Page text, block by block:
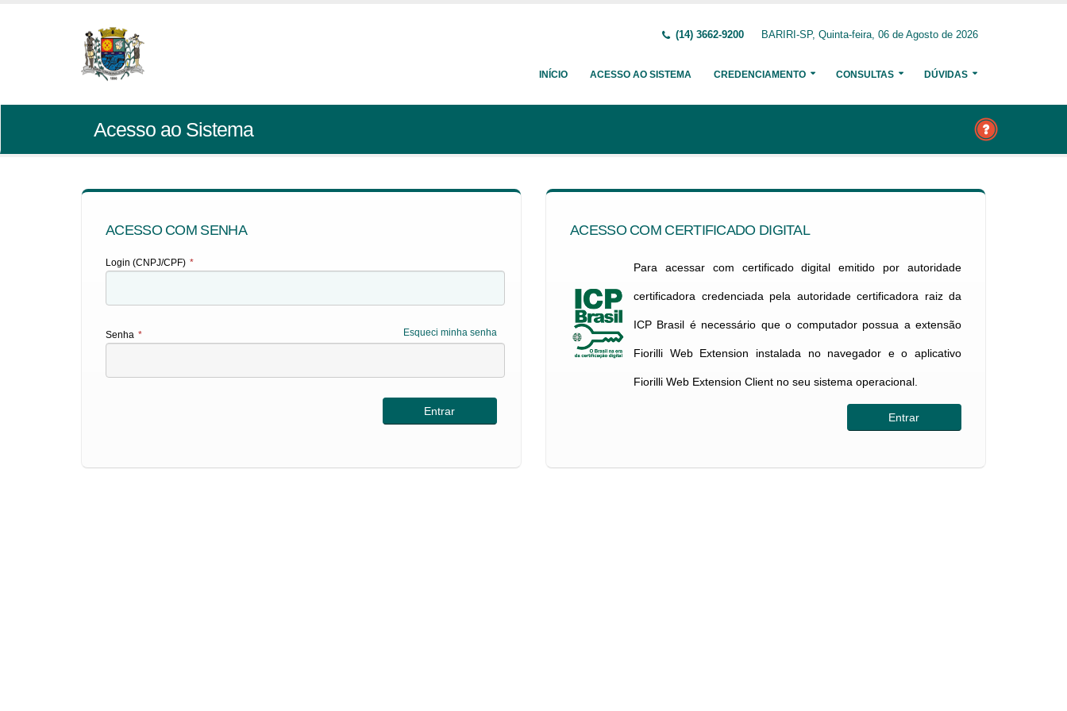
(14) 3662-9200 BARIRI-SP, Quinta-feira, 06 de Agosto de 2026
INÍCIO ACESSO AO SISTEMA CREDENCIAMENTO CONSULTAS DÚVIDAS
Acesso ao Sistema
ACESSO COM SENHA
Login (CNPJ/CPF) *
Esqueci minha senha
Senha *
ACESSO COM CERTIFICADO DIGITAL
Para acessar com certificado digital emitido por autoridade
certificadora credenciada pela autoridade certificadora raiz da
ICP Brasil é necessário que o computador possua a extensão
Fiorilli Web Extension instalada no navegador e o aplicativo
Fiorilli Web Extension Client no seu sistema operacional.